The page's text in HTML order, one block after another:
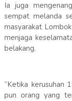
Ia juga
sempat melanda
masyarakat
menjaga
belakang.
“Ketika kerusuhan
pun orang yang